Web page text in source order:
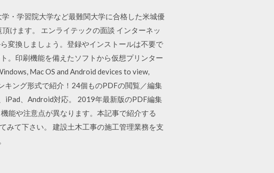
・学習院大学など最難関大学に合格した米城優
けます。 エンライテックの面談 インターネッ
変換しましょう。登録やインストールは不要で
。印刷機能を備えたソフトから仮想プリンター
Mac OS and Android devices to view,
キング形式で紹介！24個ものPDFの閲覧／編集
iPad、Android対応。 2019年最新版のPDF編集
能や注意点が異なります。本記事で紹介する
みて下さい。 建設土木工事の施工管理業務を支